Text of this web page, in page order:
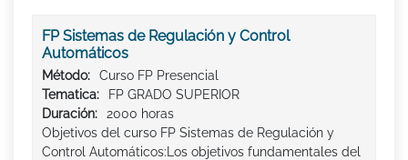
FP Sistemas de Regulación y Control
Automáticos
Método:
Curso FP Presencial
Tematica:
FP GRADO SUPERIOR
Duración:
2000 horas
Objetivos del curso FP Sistemas de Regulación y
Control Automáticos:Los objetivos fundamentales del